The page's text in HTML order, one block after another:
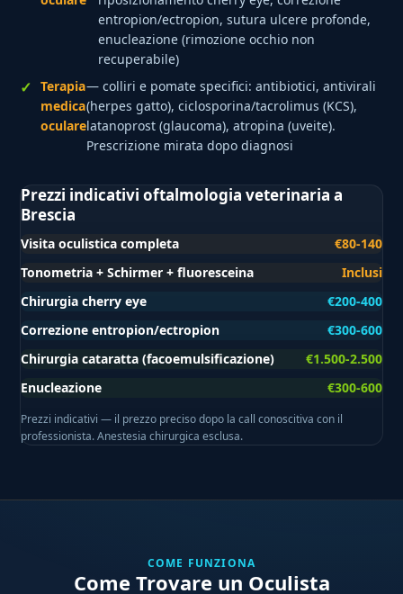
entropion/ectropion, sutura ulcere profonde,
enucleazione (rimozione occhio non
recuperabile)
Terapia
medica
oculare
— colliri e pomate specifici: antibiotici, antivirali
(herpes gatto), ciclosporina/tacrolimus (KCS),
latanoprost (glaucoma), atropina (uveite).
Prescrizione mirata dopo diagnosi
Prezzi indicativi oftalmologia veterinaria a
Brescia
Visita oculistica completa
€80-140
Tonometria + Schirmer + fluoresceina
Inclusi
Chirurgia cherry eye
€200-400
Correzione entropion/ectropion
€300-600
Chirurgia cataratta (facoemulsificazione)
€1.500-2.500
Enucleazione
€300-600
Prezzi indicativi — il prezzo preciso dopo la call conoscitiva con il
professionista. Anestesia chirurgica esclusa.
COME FUNZIONA
Come Trovare un Oculista